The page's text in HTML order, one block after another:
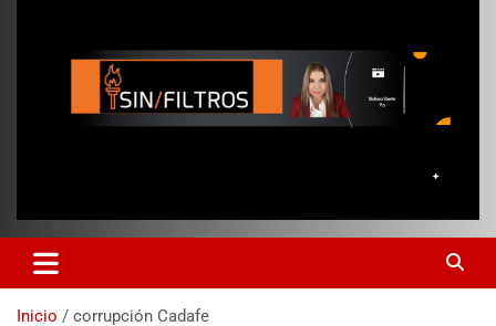
Inicio corrupción Cadafe